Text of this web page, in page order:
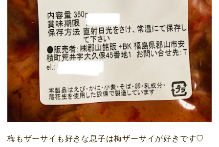
梅 もザーサイ も好きな息子は梅ザーサイ が好きです♡